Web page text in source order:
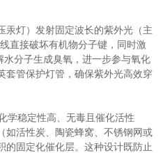
灯）发射固定波长的紫外光（主
直接破坏有机物分子键，同时激
水分子生成臭氧，进一步参与氧化
套管保护灯管，确保紫外光高效穿
稳定性高、无毒且催化活性
如活性炭、陶瓷蜂窝、不锈钢网或
的固定化催化层。这种设计既防止